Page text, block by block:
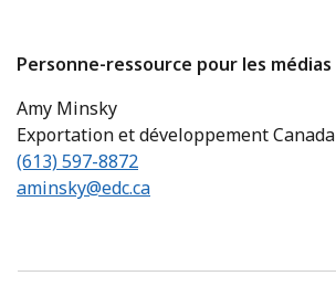
Personne-ressource pour les médias
Amy Minsky
Exportation et développement Canada
(613) 597-8872
aminsky@edc.ca